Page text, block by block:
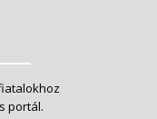
portál.